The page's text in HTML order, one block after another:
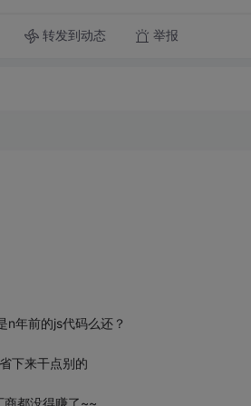
转发到动态 举报
n年前的js代码么还？
下来干点别的
商都没得赚了~~